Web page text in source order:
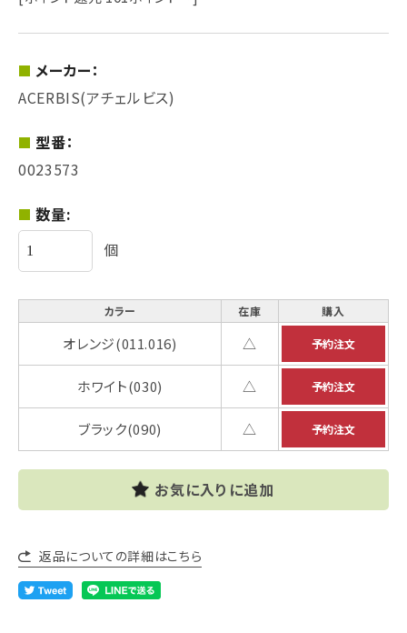
メーカー：
ACERBIS(アチェルビス)
型番：
0023573
数量:
個
カラー 在庫 購入
オレンジ(011.016) △
ホワイト(030) △
ブラック(090) △
お気に入りに追加
返品についての詳細はこちら